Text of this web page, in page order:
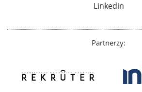
Linkedin
Partnerzy: